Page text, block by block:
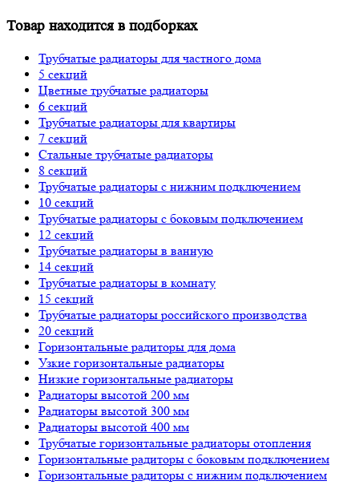
Товар находится в подборках
Трубчатые радиаторы для частного дома
5 секций
Цветные трубчатые радиаторы
6 секций
Трубчатые радиаторы для квартиры
7 секций
Стальные трубчатые радиаторы
8 секций
Трубчатые радиаторы с нижним подключением
10 секций
Трубчатые радиаторы с боковым подключением
12 секций
Трубчатые радиаторы в ванную
14 секций
Трубчатые радиаторы в комнату
15 секций
Трубчатые радиаторы российского производства
20 секций
Горизонтальные радиторы для дома
Узкие горизонтальные радиаторы
Низкие горизонтальные радиаторы
Радиаторы высотой 200 мм
Радиаторы высотой 300 мм
Радиаторы высотой 400 мм
Трубчатые горизонтальные радиаторы отопления
Горизонтальные радиторы с боковым подключением
Горизонтальные радиторы с нижним подключением